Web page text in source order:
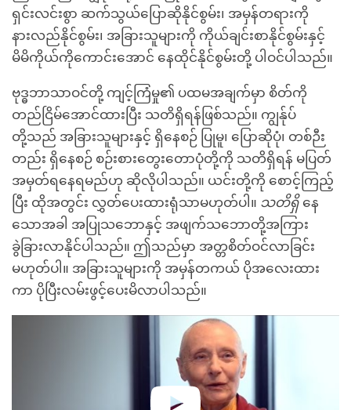
ရှင်းလင်းစွာ ဆက်သွယ်ပြောဆိုနိုင်စွမ်း၊ အမှန်တရားကို
နားလည်နိုင်စွမ်း၊ အခြားသူများကို ကိုယ်ချင်းစာနိုင်စွမ်းနှင့်
မိမိကိုယ်ကိုကောင်းအောင် နေထိုင်နိုင်စွမ်းတို့ ပါဝင်ပါသည်။
ဗုဒ္ဓဘာသာဝင်တို့ ကျင့်ကြံမှု၏ ပထမအချက်မှာ စိတ်ကို
တည်ငြိမ်အောင်ထားပြီး သတိရှိရန်ဖြစ်သည်။ ကျွန်ုပ်
တို့သည် အခြားသူများနှင့် ရှိနေစဉ် ပြုမူ၊ ပြောဆိုပုံ၊ တစ်ဉီး
တည်း ရှိနေစဉ် စဉ်းစားတွေးတောပုံတို့ကို သတိရှိရန် မပြတ်
အမှတ်ရနေရမည်ဟု ဆိုလိုပါသည်။ ယင်းတို့ကို စောင့်ကြည့်
ပြီး ထိုအတွင်း လွှတ်ပေးထားရုံသာမဟုတ်ပါ။ သတိရှိ နေ
သောအခါ အပြုသဘောနှင့် အဖျက်သဘောတို့အကြား
ခွဲခြားလာနိုင်ပါသည်။ ဤသည်မှာ အတ္တစိတ်ဝင်လာခြင်း
မဟုတ်ပါ။ အခြားသူများကို အမှန်တကယ် ပိုအလေးထား
ကာ ပိုပြီးလမ်းဖွင့်ပေးမိလာပါသည်။